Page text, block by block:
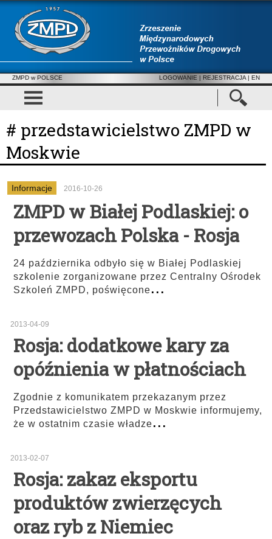
ZMPD w POLSCE LOGOWANIE | REJESTRACJA | EN
# przedstawicielstwo ZMPD w
Moskwie
Informacje 2016-10-26
ZMPD w Białej Podlaskiej: o
przewozach Polska - Rosja
24 października odbyło się w Białej Podlaskiej
szkolenie zorganizowane przez Centralny Ośrodek
Szkoleń ZMPD, poświęcone...
2013-04-09
Rosja: dodatkowe kary za
opóźnienia w płatnościach
Zgodnie z komunikatem przekazanym przez
Przedstawicielstwo ZMPD w Moskwie informujemy,
że w ostatnim czasie władze...
2013-02-07
Rosja: zakaz eksportu
produktów zwierzęcych
oraz ryb z Niemiec